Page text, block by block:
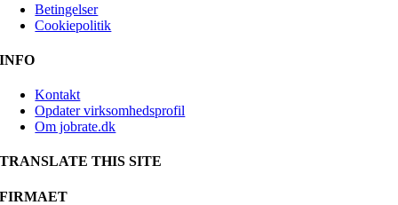
Betingelser
Cookiepolitik
INFO
Kontakt
Opdater virksomhedsprofil
Om jobrate.dk
TRANSLATE THIS SITE
FIRMAET